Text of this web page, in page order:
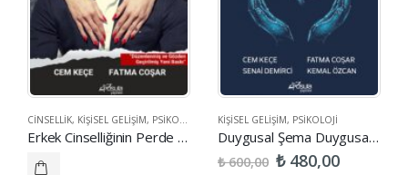
CINSELLIK, KIŞISEL GELIŞIM, PSIKOLOJI SAĞLIK
Erkek Cinselliğinin Perde Arkası
KIŞISEL GELIŞIM, PSIKOLOJI
Duygusal Şema Duygusal Zekâ
₺600,00 ₺480,00